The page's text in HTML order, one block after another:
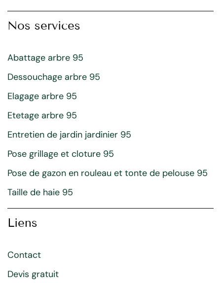
Nos services
Abattage arbre 95
Dessouchage arbre 95
Elagage arbre 95
Etetage arbre 95
Entretien de jardin jardinier 95
Pose grillage et cloture 95
Pose de gazon en rouleau et tonte de pelouse 95
Taille de haie 95
Liens
Contact
Devis gratuit